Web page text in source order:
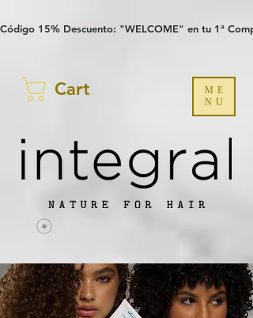
Código 15% Descuento: "WELCOME" en tu 1ª
Cart
ME
NU